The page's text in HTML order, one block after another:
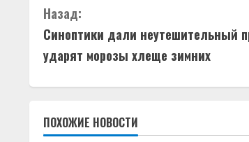
П
р
о
Назад:
Синоптики дали неутешительный
ударят морозы хлеще зимних
ПОХОЖИЕ НОВОСТИ